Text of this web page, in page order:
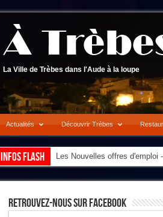
La Ville de Trèbes dans l'Aude à la loupe
Actualités Découvrir Trèbes
Infos flash Les Nouvelles offres d'emploi
Retrouvez-Nous Sur Facebook